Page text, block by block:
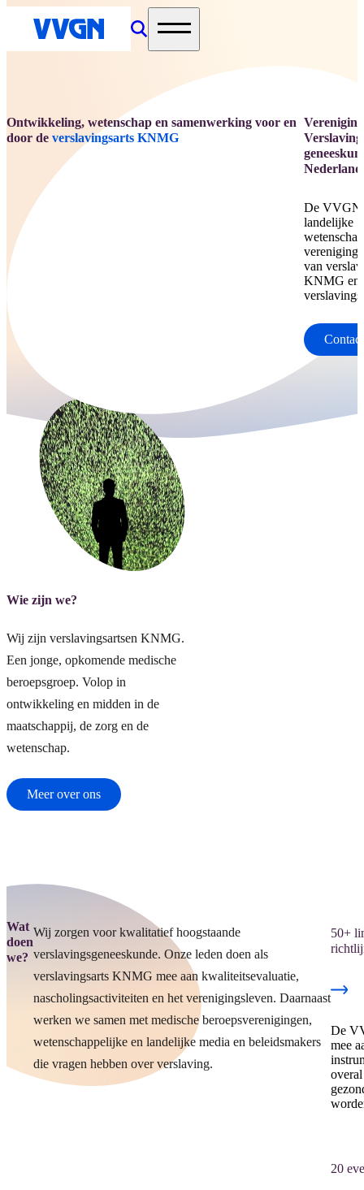
home
Ontwikkeling, wetenschap en samenwerking voor en
door de verslavingsarts KNMG
Nederland
De VVGN
landelijke
vereniging
van
KNMG en
Contact
Wie zijn we?
Wij zijn verslavingsartsen KNMG.
Een jonge, opkomende medische
beroepsgroep. Volop in
ontwikkeling en midden in de
maatschappij, de zorg en de
wetenschap.
Meer over ons
Wat
doen
we?
Wij zorgen voor kwalitatief hoogstaande
verslavingsgeneeskunde. Onze leden doen als
verslavingsarts KNMG mee aan kwaliteitsevaluatie,
nascholingsactiviteiten en het verenigingsleven. Daarnaast
werken we samen met medische beroepsverenigingen,
wetenschappelijke en landelijke media en beleidsmakers
die vragen hebben over verslaving.
50+
De
mee
20